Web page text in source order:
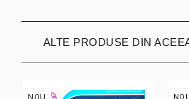
ALTE PRODUSE DIN
NOU